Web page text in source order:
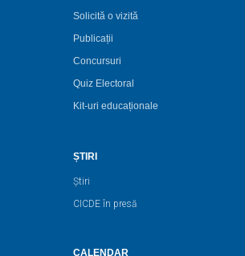
Solicită o vizită
Publicații
Concursuri
Quiz Electoral
Kit-uri educaționale
ȘTIRI
Știri
CICDE în presă
CALENDAR